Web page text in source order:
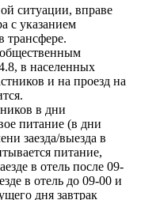
ситуации, вправе
с указанием
трансфере.
в населенных
и на проезд на
в дни
питание (в дни
заезда/выезда в
питание,
в отель после 09-
в отель до 09-00 и
дня завтрак